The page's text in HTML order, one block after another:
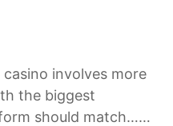
involves more
the biggest
should match……